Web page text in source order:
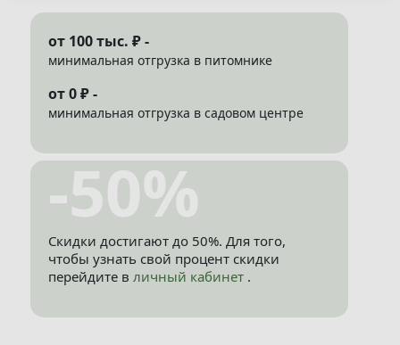
от 100 тыс. ₽ -
минимальная отгрузка в питомнике
от 0 ₽ -
минимальная отгрузка в садовом центре
-50%
Скидки достигают до 50%. Для того,
чтобы узнать свой процент скидки
перейдите вличный кабинет .